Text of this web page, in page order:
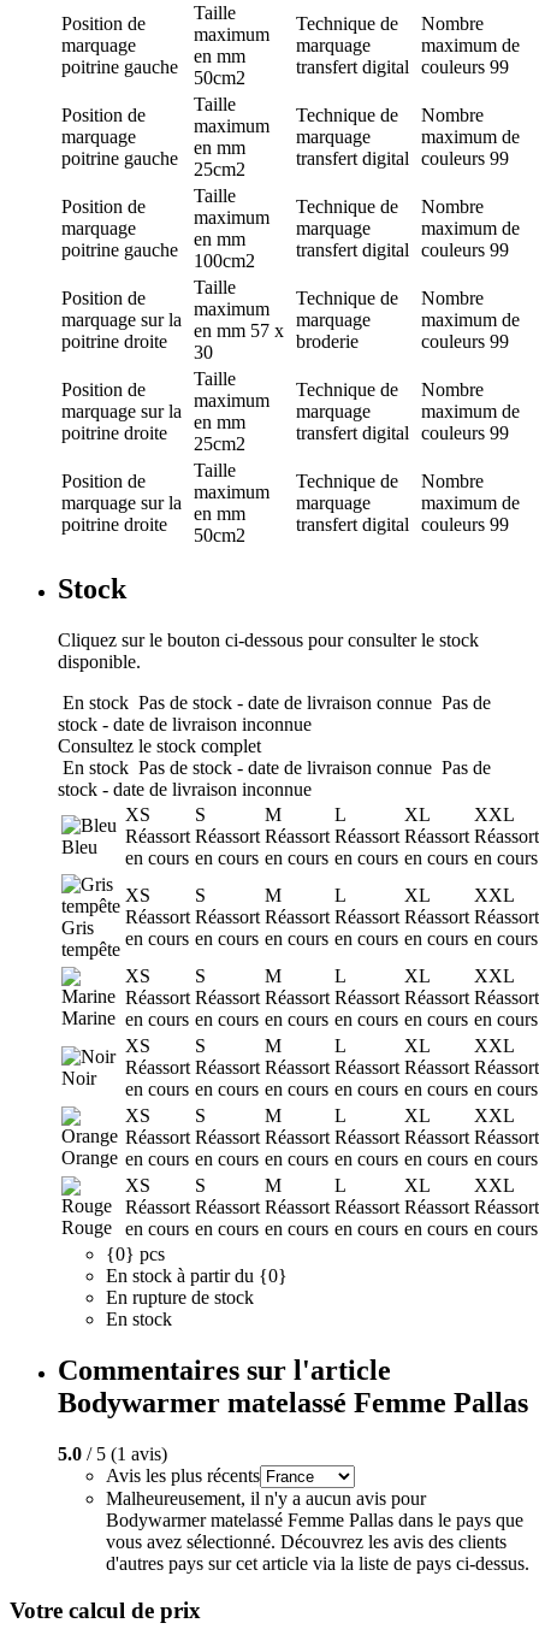
Position de
marquage
poitrine gauche
Taille
maximum
en mm
50cm2
Technique de
marquage
transfert digital
Nombre
maximum de
couleurs 99
Position de
marquage
poitrine gauche
Taille
maximum
en mm
25cm2
Technique de
marquage
transfert digital
Nombre
maximum de
couleurs 99
Position de
marquage
poitrine gauche
Taille
maximum
en mm
100cm2
Technique de
marquage
transfert digital
Nombre
maximum de
couleurs 99
Position de
marquage sur la
poitrine droite
Taille
maximum
en mm 57 x
30
Technique de
marquage
broderie
Nombre
maximum de
couleurs 99
Position de
marquage sur la
poitrine droite
Taille
maximum
en mm
25cm2
Technique de
marquage
transfert digital
Nombre
maximum de
couleurs 99
Position de
marquage sur la
poitrine droite
Taille
maximum
en mm
50cm2
Technique de
marquage
transfert digital
Nombre
maximum de
couleurs 99
Stock
Cliquez sur le bouton ci-dessous pour consulter le stock
disponible.
En stock Pas de stock - date de livraison connue Pas de
stock - date de livraison inconnue
Consultez le stock complet
En stock Pas de stock - date de livraison connue Pas de
stock - date de livraison inconnue
Bleu
XS
Réassort
en cours
S
Réassort
en cours
M
Réassort
en cours
L
Réassort
en cours
XL
Réassort
en cours
XXL
Réassort
en cours
Gris
tempête
XS
Réassort
en cours
S
Réassort
en cours
M
Réassort
en cours
L
Réassort
en cours
XL
Réassort
en cours
XXL
Réassort
en cours
Marine
XS
Réassort
en cours
S
Réassort
en cours
M
Réassort
en cours
L
Réassort
en cours
XL
Réassort
en cours
XXL
Réassort
en cours
Noir
XS
Réassort
en cours
S
Réassort
en cours
M
Réassort
en cours
L
Réassort
en cours
XL
Réassort
en cours
XXL
Réassort
en cours
Orange
XS
Réassort
en cours
S
Réassort
en cours
M
Réassort
en cours
L
Réassort
en cours
XL
Réassort
en cours
XXL
Réassort
en cours
Rouge
XS
Réassort
en cours
S
Réassort
en cours
M
Réassort
en cours
L
Réassort
en cours
XL
Réassort
en cours
XXL
Réassort
en cours
{0} pcs
En stock à partir du {0}
En rupture de stock
En stock
Commentaires sur l'article
Bodywarmer matelassé Femme Pallas
5.0 / 5 (1 avis)
Avis les plus récents
Malheureusement, il n'y a aucun avis pour
Bodywarmer matelassé Femme Pallas dans le pays que
vous avez sélectionné. Découvrez les avis des clients
d'autres pays sur cet article via la liste de pays ci-dessus.
Votre calcul de prix